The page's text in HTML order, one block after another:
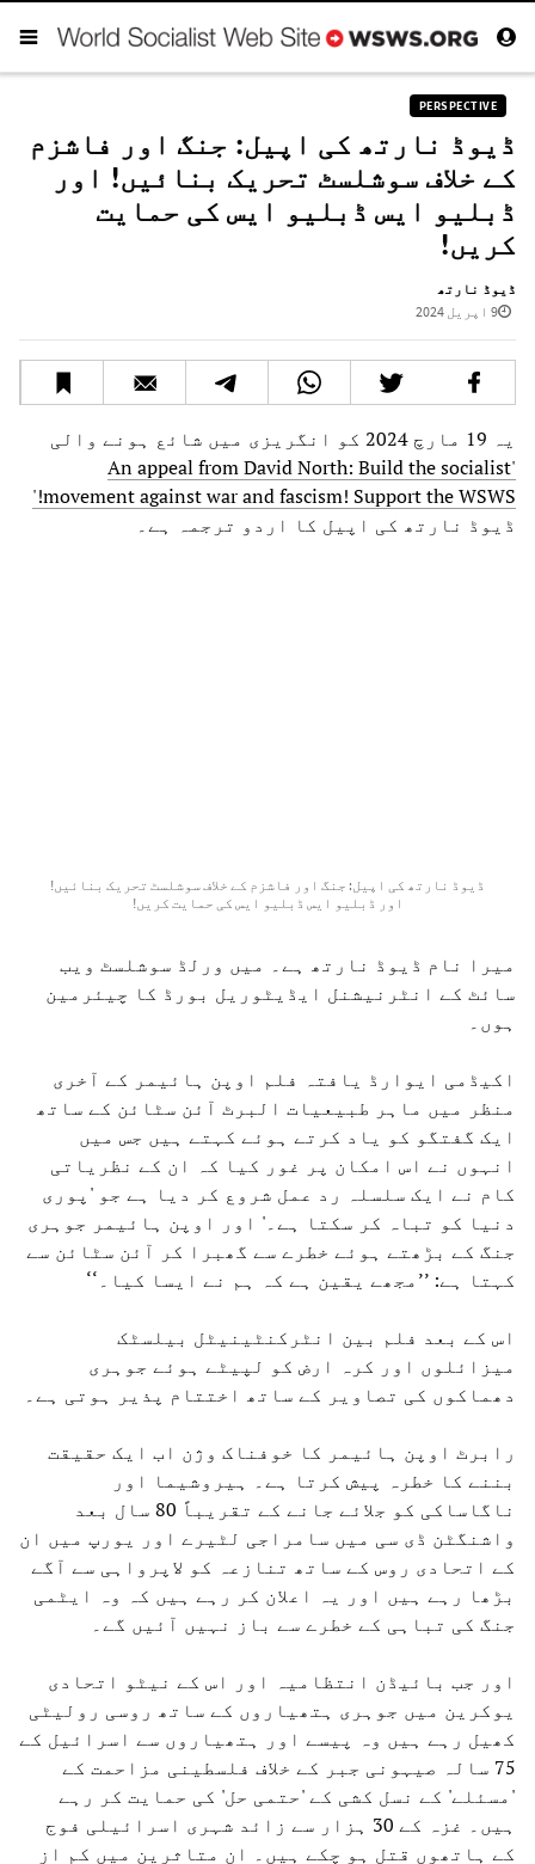
PERSPECTIVE
ڈیوڈ نارتھ کی اپیل: جنگ اور فاشزم
کے خلاف سوشلسٹ تحریک بنائیں! اور
ڈبلیو ایس ڈبلیو ایس کی حمایت
کریں!
ڈیوڈ نارتھ
9 اپریل 2024
یہ 19 مارچ 2024 کو انگریزی میں شائع ہونے والی
'An appeal from David North: Build the socialist
movement against war and fascism! Support the WSWS!'
ڈیوڈ نارتھ کی اپیل کا اردو ترجمہ ہے۔
ڈیوڈ نارتھ کی اپیل: جنگ اور فاشزم کے خلاف سوشلسٹ تحریک بنائیں!
اور ڈبلیو ایس ڈبلیو ایس کی حمایت کریں!
میرا نام ڈیوڈ نارتھ ہے۔ میں ورلڈ سوشلسٹ ویب
سائٹ کے انٹرنیشنل ایڈیٹوریل بورڈ کا چیئرمین
ہوں۔
اکیڈمی ایوارڈ یافتہ فلم اوپن ہائیمر کے آخری
منظر میں ماہر طبیعیات البرٹ آئن سٹائن کے ساتھ
ایک گفتگو کو یاد کرتے ہوئے کہتے ہیں جس میں
انہوں نے اس امکان پر غور کیا کہ ان کے نظریاتی
کام نے ایک سلسلہ رد عمل شروع کر دیا ہے جو 'پوری
دنیا کو تباہ کر سکتا ہے۔' اور اوپن ہائیمر جوہری
جنگ کے بڑھتے ہوئے خطرے سے گھبرا کر آئن سٹائن سے
کہتا ہے: ’’مجھے یقین ہے کہ ہم نے ایسا کیا۔‘‘
اس کے بعد فلم بین انٹرکنٹینیٹل بیلسٹک
میزائلوں اور کرہ ارض کو لپیٹے ہوئے جوہری
دھماکوں کی تصاویر کے ساتھ اختتام پذیر ہوتی ہے۔
رابرٹ اوپن ہائیمر کا خوفناک وژن اب ایک حقیقت
بننے کا خطرہ پیش کرتا ہے۔ ہیروشیما اور
ناگاساکی کو جلائے جانے کے تقریباً 80 سال بعد
واشنگٹن ڈی سی میں سامراجی لٹیرے اور یورپ میں ان
کے اتحادی روس کے ساتھ تنازعہ کو لاپرواہی سے آگے
بڑھا رہے ہیں اور یہ اعلان کر رہے ہیں کہ وہ ایٹمی
جنگ کی تباہی کے خطرے سے باز نہیں آئیں گے۔
اور جب بائیڈن انتظامیہ اور اس کے نیٹو اتحادی
یوکرین میں جوہری ہتھیاروں کے ساتھ روسی رولیٹی
کھیل رہے ہیں وہ پیسے اور ہتھیاروں سے اسرائیل کے
75 سالہ صیہونی جبر کے خلاف فلسطینی مزاحمت کے
'مسئلے' کے نسل کشی کے 'حتمی حل' کی حمایت کر رہے
ہیں۔ غزہ کے 30 ہزار سے زائد شہری اسرائیلی فوج
کے ہاتھوں قتل ہو چکے ہیں۔ ان متاثرین میں کم از